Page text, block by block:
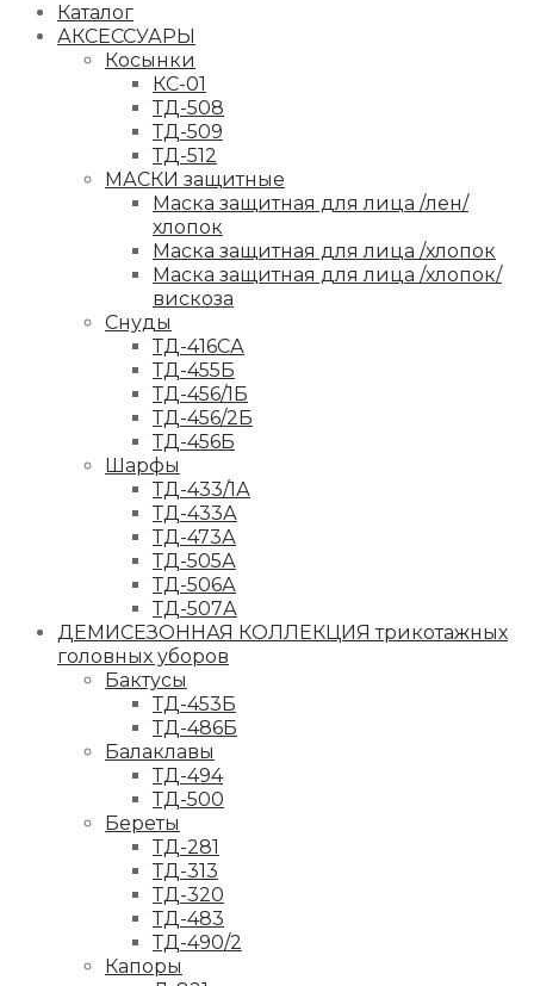
Каталог
АКСЕССУАРЫ
Косынки
КС-01
ТД-508
ТД-509
ТД-512
МАСКИ защитные
Маска защитная для лица /лен/
хлопок
Маска защитная для лица /хлопок
Маска защитная для лица /хлопок/
вискоза
Снуды
ТД-416СА
ТД-455Б
ТД-456/1Б
ТД-456/2Б
ТД-456Б
Шарфы
ТД-433/1А
ТД-433А
ТД-473А
ТД-505А
ТД-506А
ТД-507А
ДЕМИСЕЗОННАЯ КОЛЛЕКЦИЯ трикотажных
головных уборов
Бактусы
ТД-453Б
ТД-486Б
Балаклавы
ТД-494
ТД-500
Береты
ТД-281
ТД-313
ТД-320
ТД-483
ТД-490/2
Капоры